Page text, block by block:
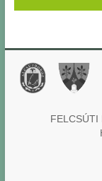
FELCSÚTI